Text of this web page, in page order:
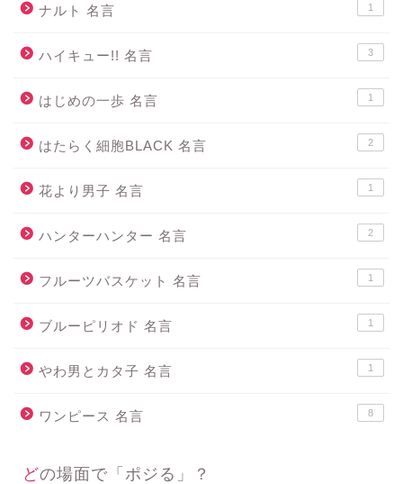
ナルト 名言 1
ハイキュー!! 名言 3
はじめの一歩 名言 1
はたらく細胞BLACK 名言 2
花より男子 名言 1
ハンターハンター 名言 2
フルーツバスケット 名言 1
ブルーピリオド 名言 1
やわ男とカタ子 名言 1
ワンピース 名言 8
どの場面で「ポジる」？